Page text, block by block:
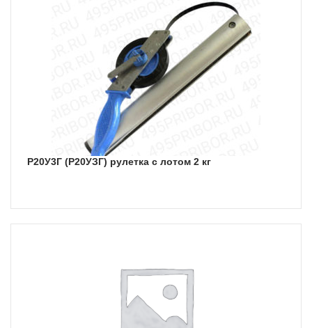
Р20У3Г (Р20УЗГ) рулетка с лотом 2 кг